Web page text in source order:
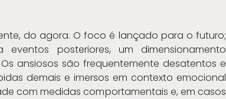
do agora. O foco é lançado para o futuro;
posteriores, um dimensionamento
ansiosos são frequentemente desatentos e
demais e imersos em contexto emocional
com medidas comportamentais e, em casos